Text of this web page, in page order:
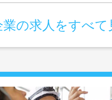
業の求人をすべて